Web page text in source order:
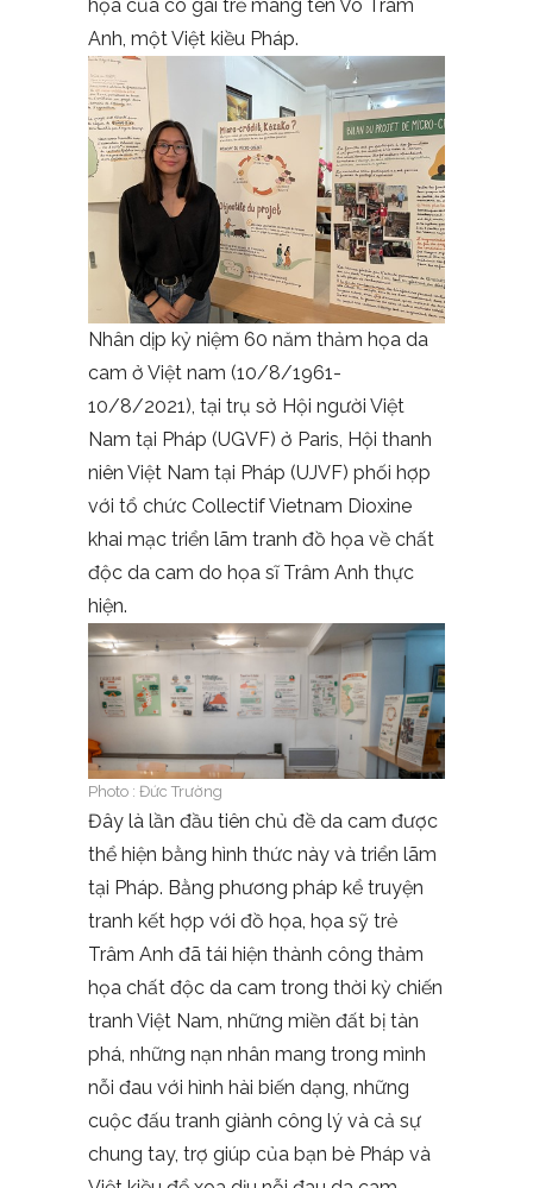
họa của cô gái trẻ mang tên Võ Trâm
Anh, một Việt kiều Pháp.
Nhân dịp kỷ niệm 60 năm thảm họa da
cam ở Việt nam (10/8/1961-
10/8/2021), tại trụ sở Hội người Việt
Nam tại Pháp (UGVF) ở Paris, Hội thanh
niên Việt Nam tại Pháp (UJVF) phối hợp
với tổ chức Collectif Vietnam Dioxine
khai mạc triển lãm tranh đồ họa về chất
độc da cam do họa sĩ Trâm Anh thực
hiện.
Photo : Đức Trường
Đây là lần đầu tiên chủ đề da cam được
thể hiện bằng hình thức này và triển lãm
tại Pháp. Bằng phương pháp kể truyện
tranh kết hợp với đồ họa, họa sỹ trẻ
Trâm Anh đã tái hiện thành công thảm
họa chất độc da cam trong thời kỳ chiến
tranh Việt Nam, những miền đất bị tàn
phá, những nạn nhân mang trong mình
nỗi đau với hình hài biến dạng, những
cuộc đấu tranh giành công lý và cả sự
chung tay, trợ giúp của bạn bè Pháp và